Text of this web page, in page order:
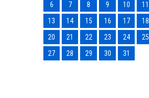
6
7 8 9 10 11
13
14 15 16 17 18
20
21 22 23 24 25
27
28 29 30 31